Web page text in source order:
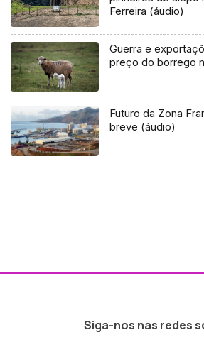
Ferreira (áudio)
Guerra e
preço do borrego
Futuro da Zona
breve (áudio)
Siga-nos nas redes